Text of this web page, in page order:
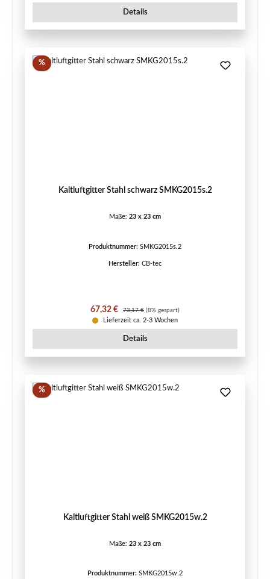
Details
%Rabatt
Kaltluftgitter Stahl schwarz SMKG2015s.2
Maße: 23 x 23 cm
Produktnummer: SMKG2015s.2
Hersteller: CB-tec
Verkaufspreis:
67,32 € Regulärer Preis:
73,17 € (8% gespart)
Lieferzeit ca. 2-3 Wochen
Details
%Rabatt
Kaltluftgitter Stahl weiß SMKG2015w.2
Maße: 23 x 23 cm
Produktnummer: SMKG2015w.2